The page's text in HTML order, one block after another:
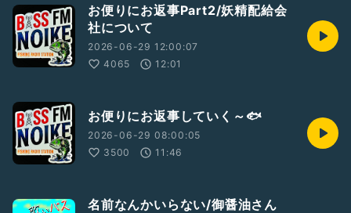
お便りにお返事Part2/妖精配給会
社について
2026-06-29 12:00:07
4065
12:01
お便りにお返事していく～🐟
2026-06-29 08:00:05
3500
11:46
名前なんかいらない/御醤油さん